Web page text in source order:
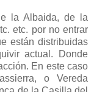
la Albaida, de la
etc. por no entrar
están distribuidas
actual. Donde
En este caso
o Vereda